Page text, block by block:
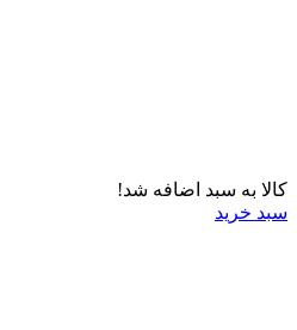
کالا به سبد اضافه شد!
سبد خرید